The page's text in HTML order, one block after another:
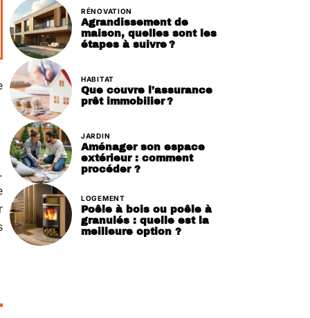
RÉNOVATION
Agrandissement de
maison, quelles sont les
étapes à suivre ?
HABITAT
Que couvre l’assurance
prêt immobilier ?
JARDIN
Aménager son espace
extérieur : comment
procéder ?
LOGEMENT
Poêle à bois ou poêle à
granulés : quelle est la
meilleure option ?